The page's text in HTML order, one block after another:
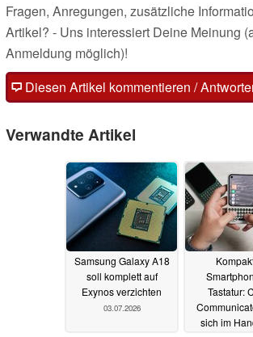
Fragen, Anregungen, zusätzliche
Artikel? - Uns interessiert Deine Meinung
Anmeldung möglich)!
Diesen Artikel kommentieren /
Verwandte Artikel
Samsung Galaxy A18
soll komplett auf
Exynos verzichten
03.07.2026
Tastatur:
sich im